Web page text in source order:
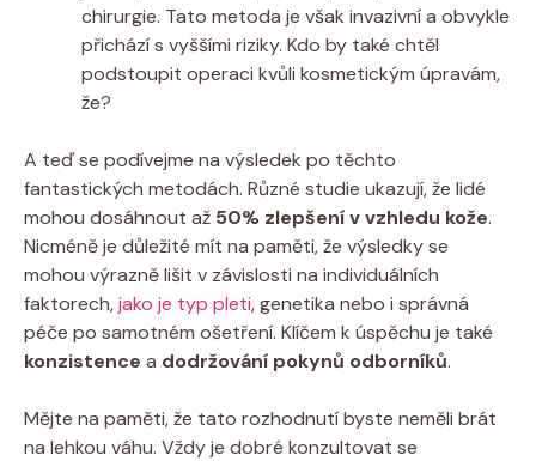
chirurgie. Tato metoda je však invazivní a obvykle
přichází s vyššími riziky. Kdo by také chtěl
podstoupit operaci kvůli kosmetickým úpravám,
že?
A teď se podívejme na výsledek po těchto
fantastických metodách. Různé studie ukazují, že lidé
mohou dosáhnout až 50% zlepšení v vzhledu kože.
Nicméně je důležité mít na paměti, že výsledky se
mohou výrazně lišit v závislosti na individuálních
faktorech,jako je typ pleti, genetika nebo i správná
péče po samotném ošetření. Klíčem k úspěchu je také
konzistence a dodržování pokynů odborníků.
Mějte na paměti, že tato rozhodnutí byste neměli brát
na lehkou váhu. Vždy je dobré konzultovat se